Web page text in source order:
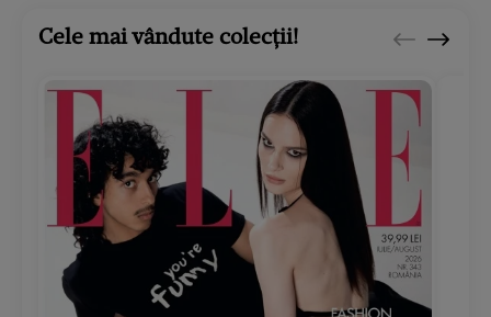
Cele mai vândute colecții!